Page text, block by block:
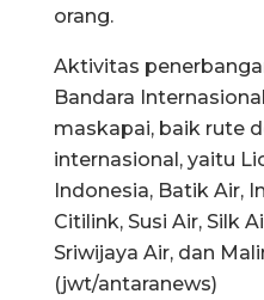
orang.
Aktivitas
Bandara
maskapai, baik rute
internasional, yaitu
Indonesia, Batik Air,
Citilink, Susi Air, Silk
Sriwijaya Air, dan
(jwt/antaranews)